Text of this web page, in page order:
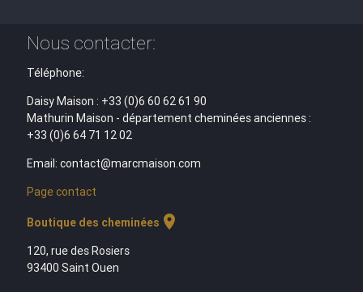
Nous contacter:
Téléphone:
Daisy Maison : +33 (0)6 60 62 61 90
Mathurin Maison - département cheminées anciennes :
+33 (0)6 64 71 12 02
Email: contact@marcmaison.com
Page contact
Boutique des cheminées location_on
120, rue des Rosiers
93400 Saint Ouen